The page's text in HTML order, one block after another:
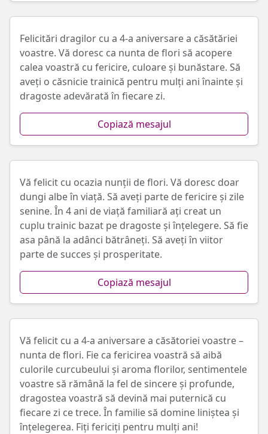
Felicitări dragilor cu a 4-a aniversare a căsătăriei
voastre. Vă doresc ca nunta de flori să acopere
calea voastră cu fericire, culoare și bunăstare. Să
aveți o căsnicie trainică pentru mulți ani înainte și
dragoste adevărată în fiecare zi.
Copiază mesajul
Vă felicit cu ocazia nunții de flori. Vă doresc doar
dungi albe în viață. Să aveți parte de fericire și zile
senine. În 4 ani de viață familiară ați creat un
cuplu trainic bazat pe dragoste și înțelegere. Să fie
asa până la adânci bătrâneți. Să aveți în viitor
parte de succes și prosperitate.
Copiază mesajul
Vă felicit cu a 4-a aniversare a căsătoriei voastre –
nunta de flori. Fie ca fericirea voastră să aibă
culorile curcubeului și aroma florilor, sentimentele
voastre să rămână la fel de sincere și profunde,
dragostea voastră să devină mai puternică cu
fiecare zi ce trece. În familie să domine liniștea și
înțelegerea. Fiți fericiți pentru mulți ani!